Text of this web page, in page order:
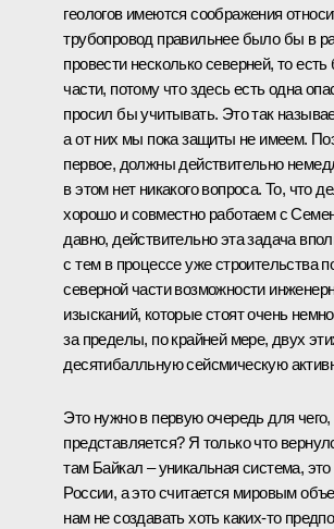
геологов имеются соображения
трубопровод правильнее было бы в
провести несколько северней, то
части, потому что здесь есть одна
просил бы учитывать. Это так
а от них мы пока защиты не имеем.
первое, должны действительно
в этом нет никакого вопроса. То, что
хорошо и совместно работаем с
давно, действительно эта задача
с тем в процессе уже строительства
северной части возможности
изысканий, которые стоят очень
за пределы, по крайней мере, двух
десятибалльную сейсмическую
Это нужно в первую очередь для чего,
представляется? Я только что
там Байкал – уникальная система,
России, а это считается мировым
нам не создавать хоть каких‑то